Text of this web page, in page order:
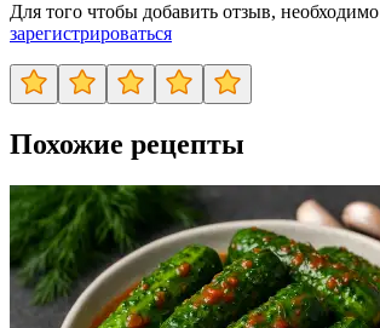
Для того чтобы добавить отзыв, необходимо
зарегистрироваться
Похожие рецепты